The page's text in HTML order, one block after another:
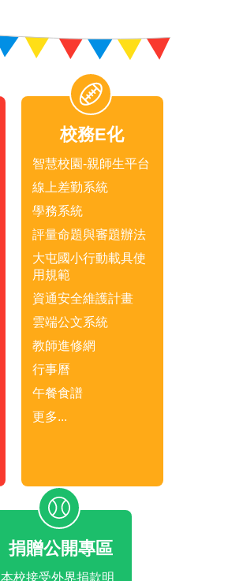
校務E化
智慧校園-親師生平台
線上差勤系統
學務系統
評量命題與審題辦法
大屯國小行動載具使
用規範
資通安全維護計畫
雲端公文系統
教師進修網
行事曆
午餐食譜
更多...
捐贈公開專區
本校接受外界捐款明